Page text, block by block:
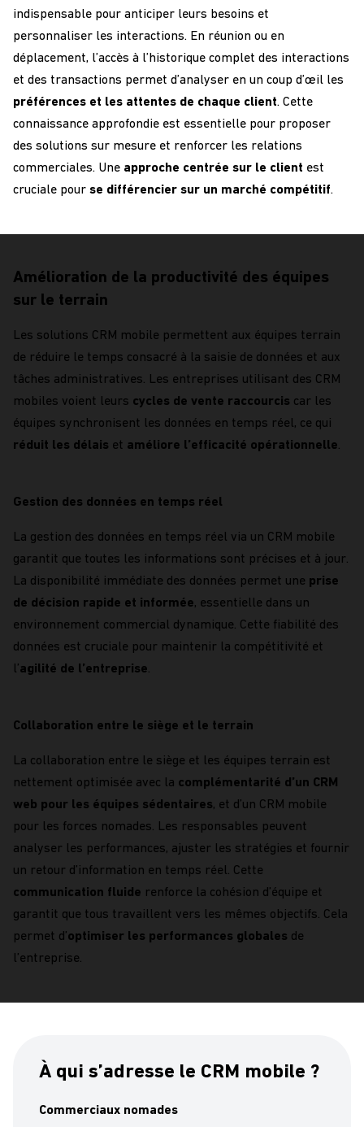
indispensable pour anticiper leurs besoins et
personnaliser les interactions. En réunion ou en
déplacement, l’accès à l’historique complet des interactions
et des transactions permet d’analyser en un coup d’œil les
préférences et les attentes de chaque client. Cette
connaissance approfondie est essentielle pour proposer
des solutions sur mesure et renforcer les relations
commerciales. Une approche centrée sur le client est
cruciale pour se différencier sur un marché compétitif.
Amélioration de la productivité des équipes
sur le terrain
Les solutions CRM mobile permettent aux équipes terrain
de réduire le temps consacré à la saisie de données et aux
tâches administratives. Les entreprises utilisant des CRM
mobiles voient leurs cycles de vente raccourcis car les
équipes synchronisent les données en temps réel, ce qui
réduit les délais et améliore l’efficacité opérationnelle.
Gestion des données en temps réel
La gestion des données en temps réel via un CRM mobile
garantit que toutes les informations sont précises et à jour.
La disponibilité immédiate des données permet une prise
de décision rapide et informée, essentielle dans un
environnement commercial dynamique. Cette fiabilité des
données est cruciale pour maintenir la compétitivité et
l’agilité de l’entreprise.
Collaboration entre le siège et le terrain
La collaboration entre le siège et les équipes terrain est
nettement optimisée avec la complémentarité d’un CRM
web pour les équipes sédentaires, et d’un CRM mobile
pour les forces nomades. Les responsables peuvent
analyser les performances, ajuster les stratégies et fournir
un retour d’information en temps réel. Cette
communication fluide renforce la cohésion d’équipe et
garantit que tous travaillent vers les mêmes objectifs. Ce la
permet d’optimiser les performances globales de
l’entreprise.
À qui s’adresse le CRM mobile ?
Commerciaux nomades